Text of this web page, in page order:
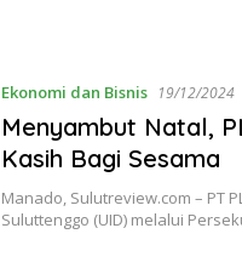
Ekonomi dan Bisnis 19/12/2024
Menyambut Natal,
Kasih Bagi Sesama
Manado, Sulutreview.com – PT
Suluttenggo (UID) melalui